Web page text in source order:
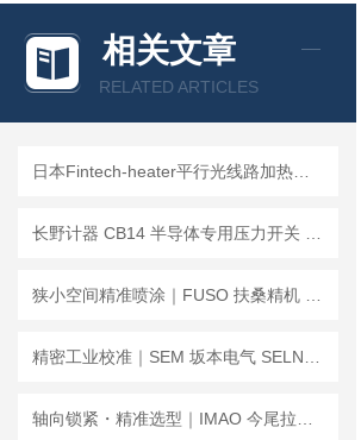
相关文章
RELATED ARTICLES